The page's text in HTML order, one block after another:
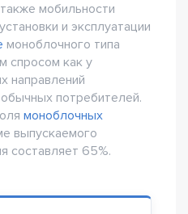
мобильности
и эксплуатации
моноблочного типа
спросом как у
направлений
потребителей.
моноблочных
выпускаемого
составляет 65%.